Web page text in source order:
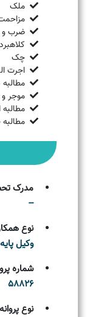
ملک
ضرب و
چک
اجرت
موجر
مدرک
--
نوع
وکیل
شماره
58826
نوع